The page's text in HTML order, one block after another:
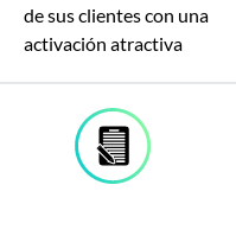
de sus clientes con una
activación atractiva